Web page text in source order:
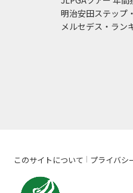
明治安田ステップ
メルセデス・ラン
このサイトについて プライバシ